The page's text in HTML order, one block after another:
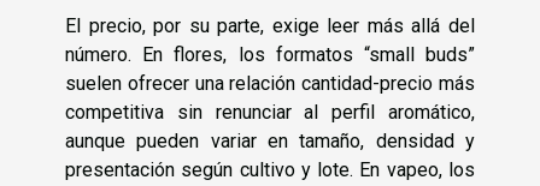
El precio, por su parte, exige leer más allá del
número. En flores, los formatos “small buds”
suelen ofrecer una relación cantidad-precio más
competitiva sin renunciar al perfil aromático,
aunque pueden variar en tamaño, densidad y
presentación según cultivo y lote. En vapeo, los